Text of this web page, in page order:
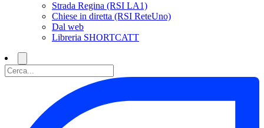
Strada Regina (RSI LA1)
Chiese in diretta (RSI ReteUno)
Dal web
Libreria SHORTCATT